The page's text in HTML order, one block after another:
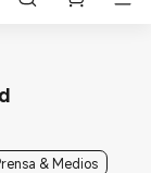
& Medios